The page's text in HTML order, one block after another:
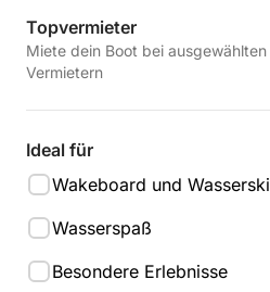
Topvermieter
Miete dein Boot bei ausgewählten
Vermietern
Ideal für
Wakeboard und Wasserski
Wasserspaß
Besondere Erlebnisse